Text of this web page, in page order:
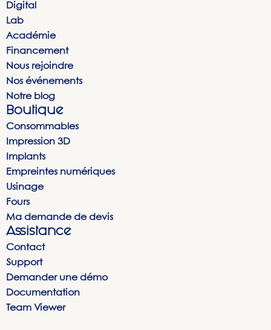
Digital
Lab
Académie
Financement
Nous rejoindre
Nos événements
Notre blog
Boutique
Consommables
Impression 3D
Implants
Empreintes numériques
Usinage
Fours
Ma demande de devis
Assistance
Contact
Support
Demander une démo
Documentation
Team Viewer